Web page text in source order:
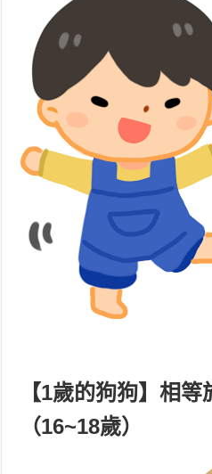
【1歲的狗狗】相等
（16~18歲）